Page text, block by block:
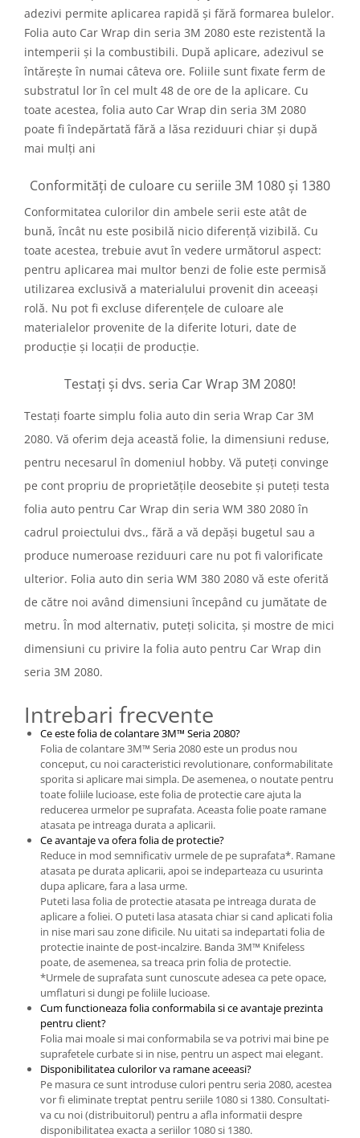
adezivi permite aplicarea rapidă și fără formarea bulelor.
Folia auto Car Wrap din seria 3M 2080 este rezistentă la
intemperii și la combustibili. După aplicare, adezivul se
întărește în numai câteva ore. Foliile sunt fixate ferm de
substratul lor în cel mult 48 de ore de la aplicare. Cu
toate acestea, folia auto Car Wrap din seria 3M 2080
poate fi îndepărtată fără a lăsa reziduuri chiar și după
mai mulți ani
Conformități de culoare cu seriile 3M 1080 și 1380
Conformitatea culorilor din ambele serii este atât de
bună, încât nu este posibilă nicio diferență vizibilă. Cu
toate acestea, trebuie avut în vedere următorul aspect:
pentru aplicarea mai multor benzi de folie este permisă
utilizarea exclusivă a materialului provenit din aceeași
rolă. Nu pot fi excluse diferențele de culoare ale
materialelor provenite de la diferite loturi, date de
producție și locații de producție.
Testați și dvs. seria Car Wrap 3M 2080!
Testați foarte simplu folia auto din seria Wrap Car 3M
2080. Vă oferim deja această folie, la dimensiuni reduse,
pentru necesarul în domeniul hobby. Vă puteți convinge
pe cont propriu de proprietățile deosebite și puteți testa
folia auto pentru Car Wrap din seria WM 380 2080 în
cadrul proiectului dvs., fără a vă depăși bugetul sau a
produce numeroase reziduuri care nu pot fi valorificate
ulterior. Folia auto din seria WM 380 2080 vă este oferită
de către noi având dimensiuni începând cu jumătate de
metru. În mod alternativ, puteți solicita, și mostre de mici
dimensiuni cu privire la folia auto pentru Car Wrap din
seria 3M 2080.
Intrebari frecvente
Ce este folia de colantare 3M™ Seria 2080?
Folia de colantare 3M™ Seria 2080 este un produs nou
conceput, cu noi caracteristici revolutionare, conformabilitate
sporita si aplicare mai simpla. De asemenea, o noutate pentru
toate foliile lucioase, este folia de protectie care ajuta la
reducerea urmelor pe suprafata. Aceasta folie poate ramane
atasata pe intreaga durata a aplicarii.
Ce avantaje va ofera folia de protectie?
Reduce in mod semnificativ urmele de pe suprafata*. Ramane
atasata pe durata aplicarii, apoi se indeparteaza cu usurinta
dupa aplicare, fara a lasa urme.
Puteti lasa folia de protectie atasata pe intreaga durata de
aplicare a foliei. O puteti lasa atasata chiar si cand aplicati folia
in nise mari sau zone dificile. Nu uitati sa indepartati folia de
protectie inainte de post-incalzire. Banda 3M™ Knifeless
poate, de asemenea, sa treaca prin folia de protectie.
*Urmele de suprafata sunt cunoscute adesea ca pete opace,
umflaturi si dungi pe foliile lucioase.
Cum functioneaza folia conformabila si ce avantaje prezinta
pentru client?
Folia mai moale si mai conformabila se va potrivi mai bine pe
suprafetele curbate si in nise, pentru un aspect mai elegant.
Disponibilitatea culorilor va ramane aceeasi?
Pe masura ce sunt introduse culori pentru seria 2080, acestea
vor fi eliminate treptat pentru seriile 1080 si 1380. Consultati-
va cu noi (distribuitorul) pentru a afla informatii despre
disponibilitatea exacta a seriilor 1080 si 1380.